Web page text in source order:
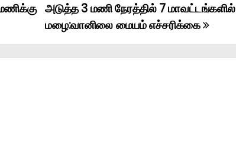
அடுத்த 3 மணி நேரத்தில் 7 மாவட்டங்களில்
மழை:வானிலை மையம் எச்சரிக்கை